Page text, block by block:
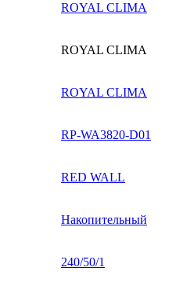
ROYAL CLIMA
ROYAL CLIMA
ROYAL CLIMA
RP-WA3820-D01
RED WALL
Накопительный
240/50/1